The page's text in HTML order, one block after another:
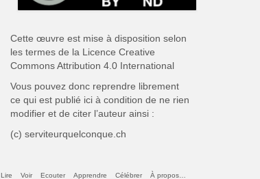
Cette œuvre est mise à disposition selon
les termes de la Licence Creative
Commons Attribution 4.0 International
Vous pouvez donc reprendre librement
ce qui est publié ici à condition de ne rien
modifier et de citer l’auteur ainsi :
(c) serviteurquelconque.ch
Lire Voir Ecouter Apprendre Célébrer À propos…